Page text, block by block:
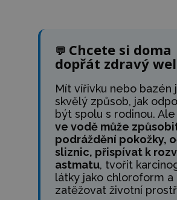
💬 Chcete si doma
dopřát zdravý
Mít vířivku nebo bazén
skvělý způsob, jak
být spolu s rodinou. Ale
ve vodě může
podráždění pokožky,
sliznic, přispívat k
astmatu, tvořit
látky jako chloroform a
zatěžovat životní